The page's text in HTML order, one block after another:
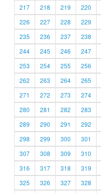
217
218 219 220
226
227 228 229
235
236 237 238
244
245 246 247
253
254 255 256
262
263 264 265
271
272 273 274
280
281 282 283
289
290 291 292
298
299 300 301
307
308 309 310
316
317 318 319
325
326 327 328